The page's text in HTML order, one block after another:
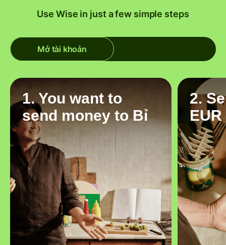
Use Wise in just a few simple steps
Mở tài khoản
1. You want to
send money to Bỉ
2.
EUR